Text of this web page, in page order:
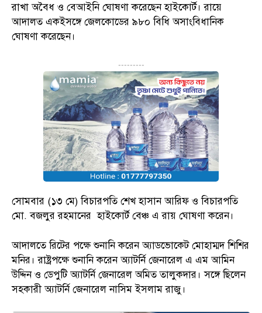
রাখা অবৈধ ও বেআইনি ঘোষণা করেছেন হাইকোর্ট। রায়ে
আদালত একইসঙ্গে জেলকোডের ৯৮০ বিধি অসাংবিধানিক
ঘোষণা করেছেন।
---------
সোমবার (১৩ মে) বিচারপতি শেখ হাসান আরিফ ও বিচারপতি
মো. বজলুর রহমানের হাইকোর্ট বেঞ্চ এ রায় ঘোষণা করেন।
আদালতে রিটের পক্ষে শুনানি করেন অ্যাডভোকেট মোহাম্মদ শিশির
মনির। রাষ্ট্রপক্ষে শুনানি করেন অ্যাটর্নি জেনারেল এ এম আমিন
উদ্দিন ও ডেপুটি অ্যাটর্নি জেনারেল অমিত তালুকদার। সঙ্গে ছিলেন
সহকারী অ্যাটর্নি জেনারেল নাসিম ইসলাম রাজু।